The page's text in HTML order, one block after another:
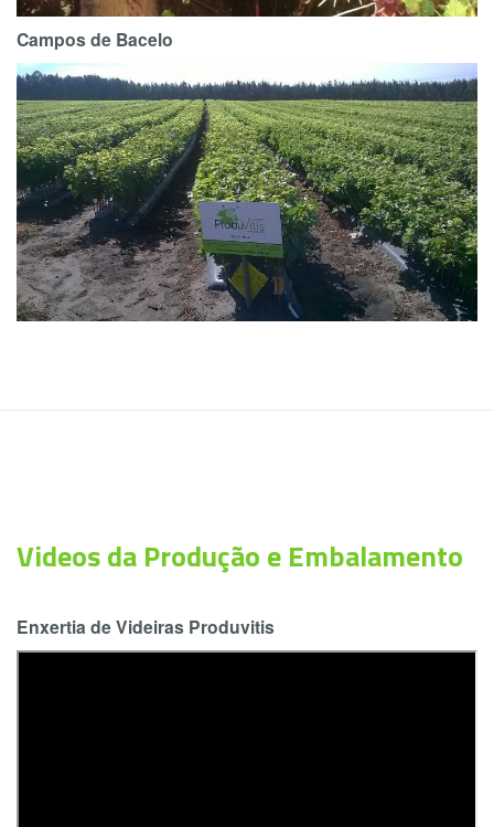
Campos de Bacelo
Videos da Produção e Embalamento
Enxertia de Videiras Produvitis